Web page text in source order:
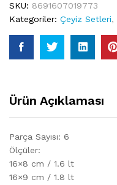
SKU: 8691607019773
Kategoriler: Çeyiz Setleri,
Ürün Açıklaması
Parça Sayısı: 6
Ölçüler:
16×8 cm / 1.6 lt
16×9 cm / 1.8 lt